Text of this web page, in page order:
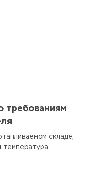
требованиям
складе,
температура.